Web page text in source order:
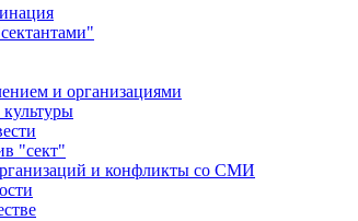
и организациями
"сект"
и конфликты со СМИ